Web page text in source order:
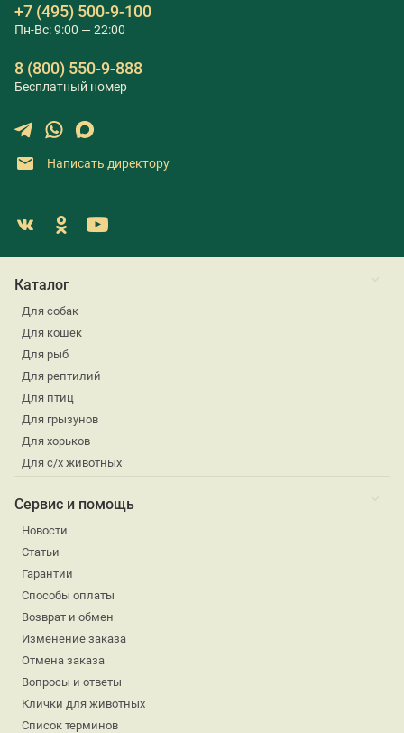
+7 (495) 500-9-100
Пн-Вс: 9:00 — 22:00
8 (800) 550-9-888
Бесплатный номер
Написать директору
Каталог
Для собак
Для кошек
Для рыб
Для рептилий
Для птиц
Для грызунов
Для хорьков
Для с/х животных
Сервис и помощь
Новости
Статьи
Гарантии
Способы оплаты
Возврат и обмен
Изменение заказа
Отмена заказа
Вопросы и ответы
Клички для животных
Список терминов